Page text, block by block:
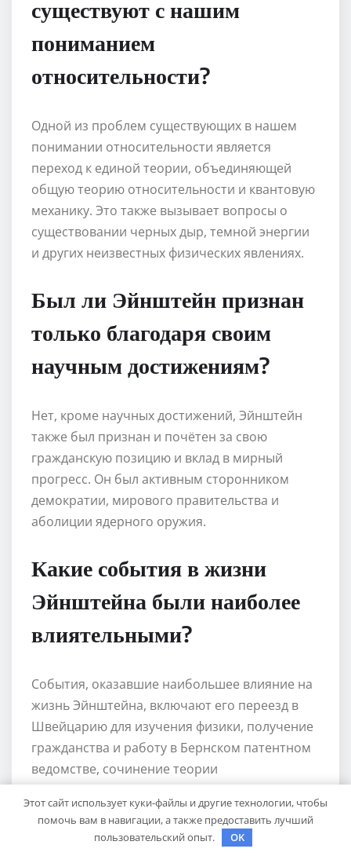
существуют с нашим
пониманием
относительности?
Одной из проблем существующих в нашем
понимании относительности является
переход к единой теории, объединяющей
общую теорию относительности и квантовую
механику. Это также вызывает вопросы о
существовании черных дыр, темной энергии
и других неизвестных физических явлениях.
Был ли Эйнштейн признан
только благодаря своим
научным достижениям?
Нет, кроме научных достижений, Эйнштейн
также был признан и почётен за свою
гражданскую позицию и вклад в мирный
прогресс. Он был активным сторонником
демократии, мирового правительства и
аболиции ядерного оружия.
Какие события в жизни
Эйнштейна были наиболее
влиятельными?
События, оказавшие наибольшее влияние на
жизнь Эйнштейна, включают его переезд в
Швейцарию для изучения физики, получение
гражданства и работу в Бернском патентном
ведомстве, сочинение теории
относительности, эмиграцию из Германии в
связи с нацистским режимом, и
присоединение к Принстонскому институту
Этот сайт использует куки-файлы и другие технологии, чтобы
помочь вам в навигации, а также предоставить лучший
пользовательский опыт.
OK